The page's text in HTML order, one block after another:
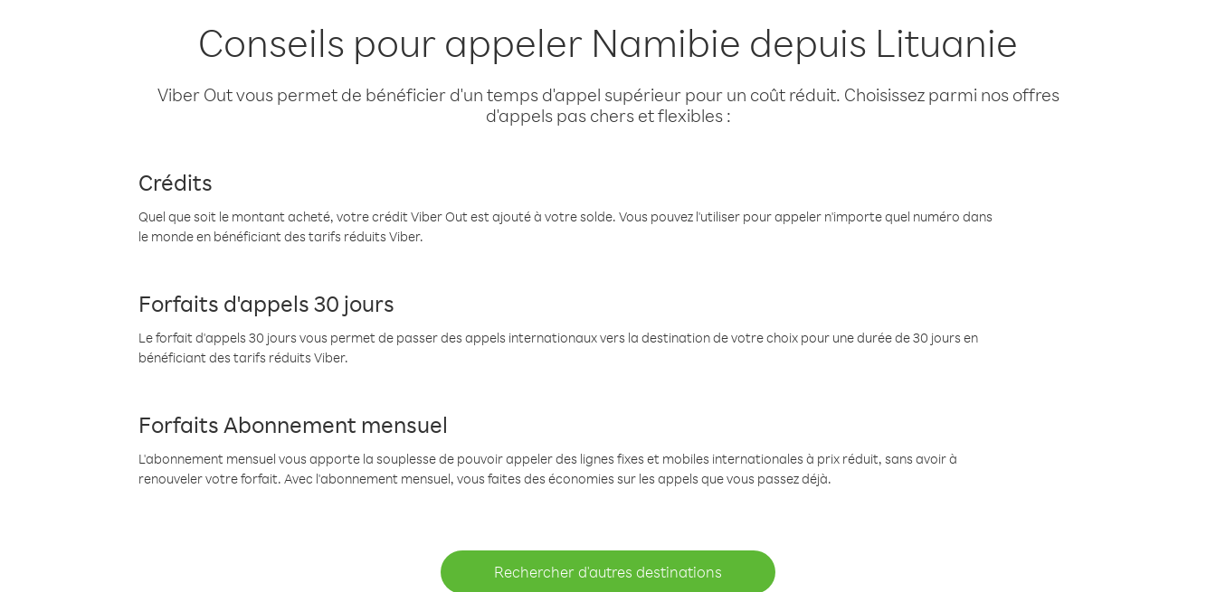
Conseils pour appeler Namibie depuis Lituanie
Viber Out vous permet de bénéficier d'un temps d'appel supérieur pour un coût réduit. Choisissez parmi nos offres
d'appels pas chers et flexibles :
Crédits
Quel que soit le montant acheté, votre crédit Viber Out est ajouté à votre solde. Vous pouvez l'utiliser pour appeler n'importe quel numéro dans
le monde en bénéficiant des tarifs réduits Viber.
Forfaits d'appels 30 jours
Le forfait d'appels 30 jours vous permet de passer des appels internationaux vers la destination de votre choix pour une durée de 30 jours en
bénéficiant des tarifs réduits Viber.
Forfaits Abonnement mensuel
L'abonnement mensuel vous apporte la souplesse de pouvoir appeler des lignes fixes et mobiles internationales à prix réduit, sans avoir à
renouveler votre forfait. Avec l'abonnement mensuel, vous faites des économies sur les appels que vous passez déjà.
Rechercher d'autres destinations